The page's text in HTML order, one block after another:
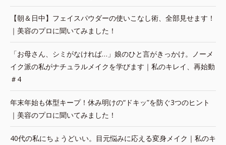
【朝＆日中】フェイスパウダーの使いこなし術、全部見せます！
｜美容のプロに聞いてみました！
「お母さん、シミがなければ…」娘のひと言がきっかけ。ノーメ
イク派の私がナチュラルメイクを学びます｜私のキレイ、再始動
＃4
年末年始も体型キープ！休み明けの“ドキッ”を防ぐ3つのヒント
｜美容のプロに聞いてみました！
40代の私にちょうどいい。目元悩みに応える変身メイク｜私のキ